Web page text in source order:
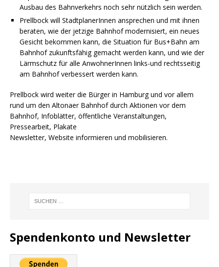
Ausbau des Bahnverkehrs noch sehr nützlich sein werden.
Prellbock will StadtplanerInnen ansprechen und mit ihnen
beraten, wie der jetzige Bahnhof modernisiert, ein neues
Gesicht bekommen kann, die Situation für Bus+Bahn am
Bahnhof zukunftsfähig gemacht werden kann, und wie der
Lärmschutz für alle AnwohnerInnen links-und rechtsseitig
am Bahnhof verbessert werden kann.
Prellbock wird weiter die Bürger in Hamburg und vor allem
rund um den Altonaer Bahnhof durch Aktionen vor dem
Bahnhof, Infoblätter, öffentliche Veranstaltungen,
Pressearbeit, Plakate
Newsletter, Website informieren und mobilisieren.
Spendenkonto und Newsletter